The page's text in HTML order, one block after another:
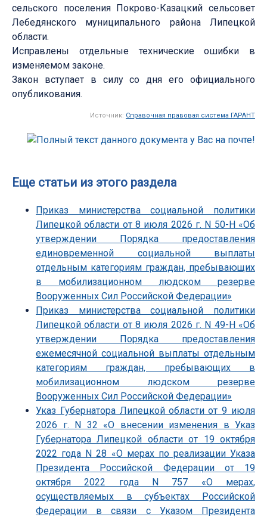
сельского поселения Покрово-Казацкий сельсовет
Лебедянского муниципального района Липецкой
области.
Исправлены отдельные технические ошибки в
изменяемом законе.
Закон вступает в силу со дня его официального
опубликования.
Источник: Справочная правовая система ГАРАНТ
Еще статьи из этого раздела
Приказ министерства социальной политики
Липецкой области от 8 июля 2026 г. N 50-Н «Об
утверждении Порядка предоставления
единовременной социальной выплаты
отдельным категориям граждан, пребывающих
в мобилизационном людском резерве
Вооруженных Сил Российской Федерации»
Приказ министерства социальной политики
Липецкой области от 8 июля 2026 г. N 49-Н «Об
утверждении Порядка предоставления
ежемесячной социальной выплаты отдельным
категориям граждан, пребывающих в
мобилизационном людском резерве
Вооруженных Сил Российской Федерации»
Указ Губернатора Липецкой области от 9 июля
2026 г. N 32 «О внесении изменения в Указ
Губернатора Липецкой области от 19 октября
2022 года N 28 «О мерах по реализации Указа
Президента Российской Федерации от 19
октября 2022 года N 757 «О мерах,
осуществляемых в субъектах Российской
Федерации в связи с Указом Президента